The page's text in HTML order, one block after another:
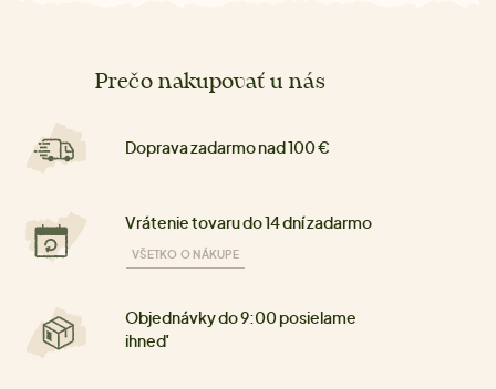
Prečo nakupovať u nás
Doprava zadarmo nad 100 €
Vrátenie tovaru do 14 dní zadarmo
VŠETKO O NÁKUPE
Objednávky do 9:00 posielame
ihneď